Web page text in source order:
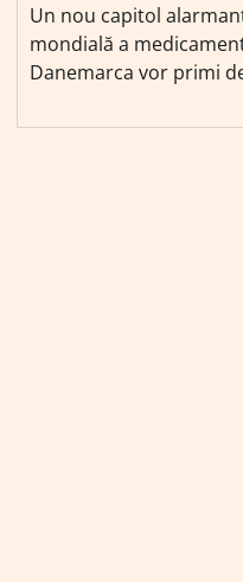
Un nou capitol
mondială a
Danemarca vor primi